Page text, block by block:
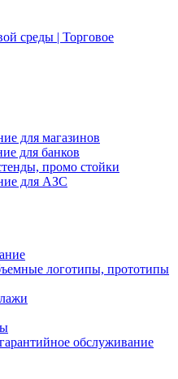
для магазинов
для банков
промо стойки
для АЗС
логотипы, прототипы
обслуживание